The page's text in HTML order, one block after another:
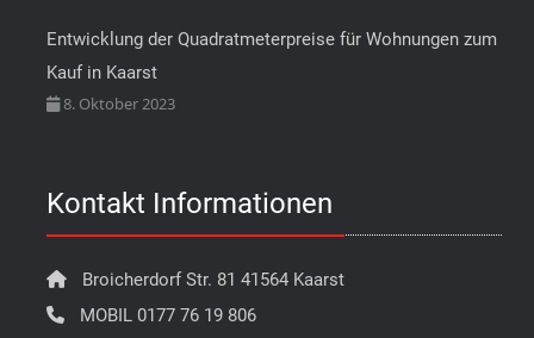
Entwicklung der Quadratmeterpreise für Wohnungen zum
Kauf in Kaarst
8. Oktober 2023
Kontakt Informationen
Broicherdorf Str. 81 41564 Kaarst
MOBIL 0177 76 19 806